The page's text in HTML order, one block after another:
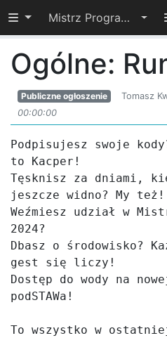
Przełącz widoczność menu
Mistrz Programowania 2023
Ogólne:
Publiczne ogłoszenie Tomasz
00:00:00
Podpisujesz swoje
to Kacper!
Tęsknisz za dniami,
jeszcze widno? My też!
Weźmiesz udział w
2024?
Dbasz o środowisko?
gest się liczy!
Dostęp do wody na
podSTAWa!
To wszystko w